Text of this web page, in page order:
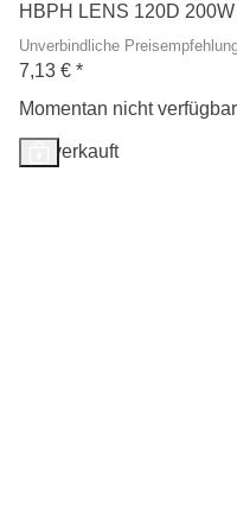
HBPH LENS 120D 200W
Unverbindliche
7,13 € *
Momentan nicht verfügbar
Ausverkauft